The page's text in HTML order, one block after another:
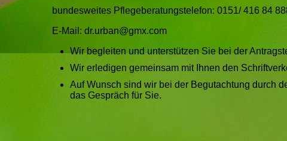
bundesweites Pflegeberatungstelefon: 0151/ 416 84
E-Mail: dr.urban@gmx.com
Wir begleiten und unterstützen Sie bei der
Wir erledigen gemeinsam mit Ihnen den
Auf Wunsch sind wir bei der Begutachtung durch
das Gespräch für Sie.